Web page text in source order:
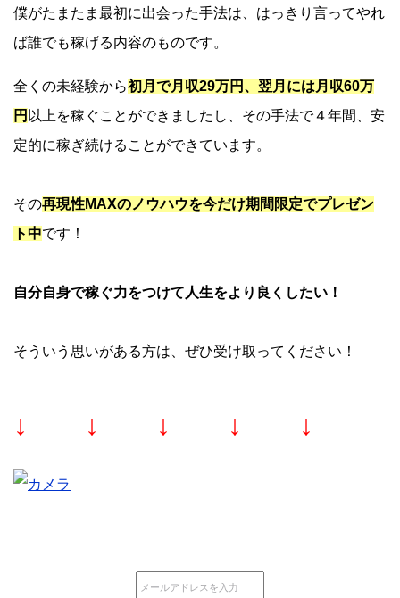
僕がたまたま最初に出会った手法は、はっきり言ってやれ
ば誰でも稼げる内容のものです。
全くの未経験から初月で月収29万円、翌月には月収60万
円 以上を稼ぐことができましたし、その手法で４年間、安
定的に稼ぎ続けることができています。
その再現性MAXのノウハウを今だけ期間限定でプレゼン
ト中です！
自分自身で稼ぐ力をつけて人生をより良くしたい！
そういう思いがある方は、ぜひ受け取ってください！
↓ ↓ ↓ ↓ ↓